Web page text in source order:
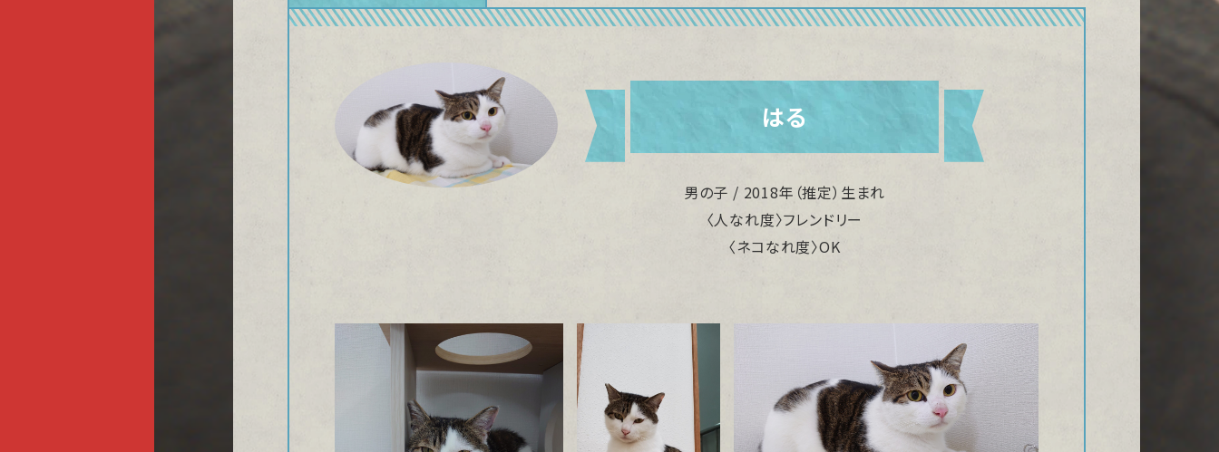
はる
男の子 / 2018年（推定）生まれ
〈人なれ度〉フレンドリー
〈ネコなれ度〉OK